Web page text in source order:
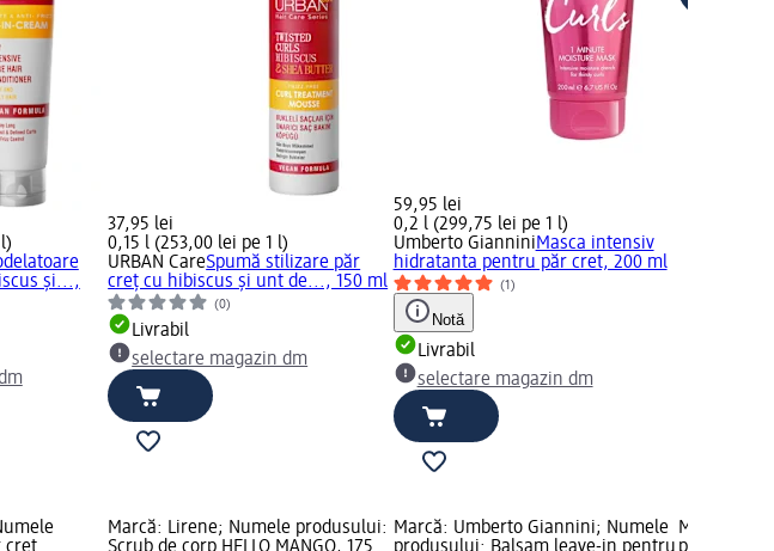
și...,
37,95 lei
0,15 l (253,00 lei pe 1 l)
URBAN CareSpumă stilizare păr
creț cu hibiscus și unt de..., 150 ml
(0)
Livrabil
selectare magazin dm
59,95 lei
0,2 l (299,75 lei pe 1 l)
Umberto GianniniMasca intensiv
hidratanta pentru păr cret, 200 ml
(1)
Notă
Livrabil
selectare magazin dm
Marcă: Lirene; Numele produsului: Marcă: Umberto Giannini; Numele
Marcă: